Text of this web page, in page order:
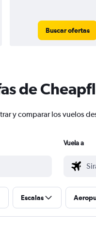
Buscar ofertas
de
y comparar los vuelos
Vuela a
Escalas